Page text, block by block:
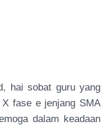
hai sobat guru yang
fase e jenjang SMA
dalam keadaan